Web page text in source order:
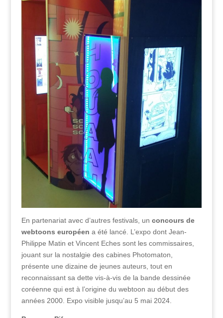
En partenariat avec d’autres festivals, un concours de
webtoons européen a été lancé. L’expo dont Jean-
Philippe Matin et Vincent Eches sont les commissaires,
jouant sur la nostalgie des cabines Photomaton,
présente une dizaine de jeunes auteurs, tout en
reconnaissant sa dette vis-à-vis de la bande dessinée
coréenne qui est à l’origine du webtoon au début des
années 2000. Expo visible jusqu’au 5 mai 2024.